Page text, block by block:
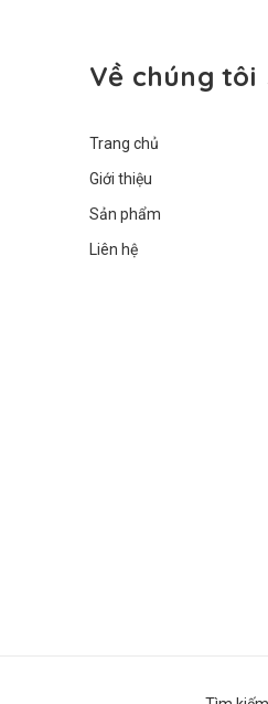
Về chúng tôi
Trang chủ
Giới thiệu
Sản phẩm
Liên hệ